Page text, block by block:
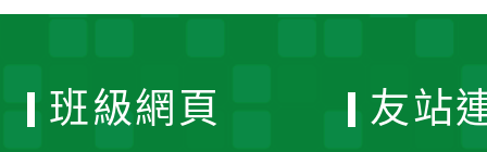
班級網頁 友站